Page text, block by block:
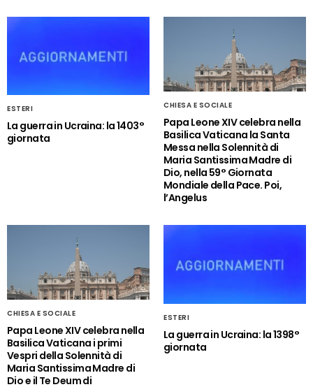
ESTERI
La guerra in Ucraina: la 1403°
giornata
CHIESA E SOCIALE
Papa Leone XIV celebra nella
Basilica Vaticana la Santa
Messa nella Solennità di
Maria Santissima Madre di
Dio, nella 59° Giornata
Mondiale della Pace. Poi,
l’Angelus
CHIESA E SOCIALE
Papa Leone XIV celebra nella
Basilica Vaticana i primi
Vespri della Solennità di
Maria Santissima Madre di
Dio e il Te Deum di
ESTERI
La guerra in Ucraina: la 1398°
giornata